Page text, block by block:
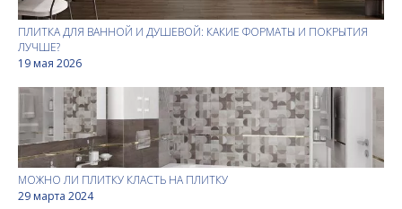
ПЛИТКА ДЛЯ ВАННОЙ И ДУШЕВОЙ: КАКИЕ ФОРМАТЫ И ПОКРЫТИЯ
ЛУЧШЕ?
19 мая 2026
МОЖНО ЛИ ПЛИТКУ КЛАСТЬ НА ПЛИТКУ
29 марта 2024